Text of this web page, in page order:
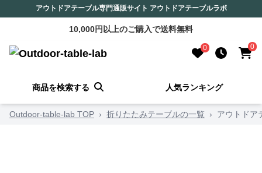
アウトドアテーブル専門通販サイト アウトドアテーブルラボ
10,000円以上のご購入で送料無料
0 0
商品を検索する 人気ランキング
Outdoor-table-lab TOP › 折りたたみテーブルの一覧 › アウトドア